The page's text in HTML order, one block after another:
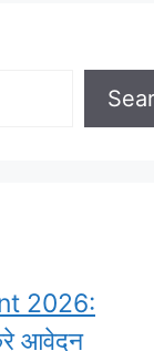
2026:
आवेदन